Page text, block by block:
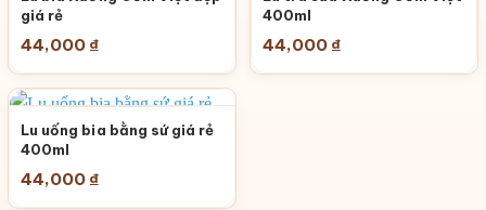
giá rẻ
44,000 ₫
400ml
44,000 ₫
Lu uống bia bằng sứ giá rẻ
400ml
44,000 ₫